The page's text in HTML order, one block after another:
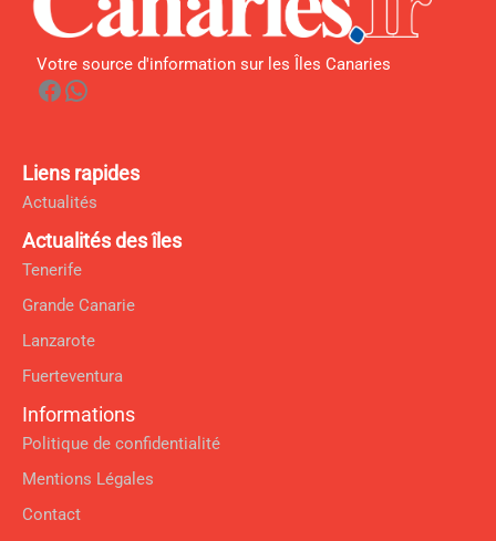
Votre source d'information sur les Îles Canaries
Facebook
WhatsApp
Liens rapides
Actualités
Actualités des îles
Tenerife
Grande Canarie
Lanzarote
Fuerteventura
Informations
Politique de confidentialité
Mentions Légales
Contact